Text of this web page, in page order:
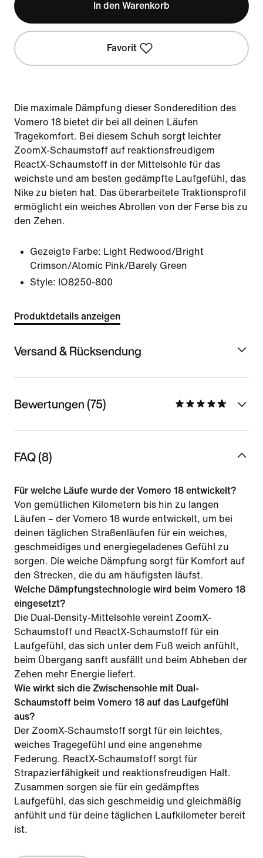
In den Warenkorb
Favorit
Die maximale Dämpfung dieser Sonderedition des
Vomero 18 bietet dir bei all deinen Läufen
Tragekomfort. Bei diesem Schuh sorgt leichter
ZoomX-Schaumstoff auf reaktionsfreudigem
ReactX-Schaumstoff in der Mittelsohle für das
weichste und am besten gedämpfte Laufgefühl, das
Nike zu bieten hat. Das überarbeitete Traktionsprofil
ermöglicht ein weiches Abrollen von der Ferse bis zu
den Zehen.
Gezeigte Farbe: Light Redwood/Bright
Crimson/Atomic Pink/Barely Green
Style: IO8250-800
Produktdetails anzeigen
Versand & Rücksendung
Bewertungen (75)
FAQ (8)
Für welche Läufe wurde der Vomero 18 entwickelt?
Von gemütlichen Kilometern bis hin zu langen
Läufen – der Vomero 18 wurde entwickelt, um bei
deinen täglichen Straßenläufen für ein weiches,
geschmeidiges und energiegeladenes Gefühl zu
sorgen. Die weiche Dämpfung sorgt für Komfort auf
den Strecken, die du am häufigsten läufst.
Welche Dämpfungstechnologie wird beim Vomero 18
eingesetzt?
Die Dual-Density-Mittelsohle vereint ZoomX-
Schaumstoff und ReactX-Schaumstoff für ein
Laufgefühl, das sich unter dem Fuß weich anfühlt,
beim Übergang sanft ausfällt und beim Abheben der
Zehen mehr Energie liefert.
Wie wirkt sich die Zwischensohle mit Dual-
Schaumstoff beim Vomero 18 auf das Laufgefühl
aus?
Der ZoomX-Schaumstoff sorgt für ein leichtes,
weiches Tragegefühl und eine angenehme
Federung. ReactX-Schaumstoff sorgt für
Strapazierfähigkeit und reaktionsfreudigen Halt.
Zusammen sorgen sie für ein gedämpftes
Laufgefühl, das sich geschmeidig und gleichmäßig
anfühlt und für deine täglichen Laufkilometer bereit
ist.